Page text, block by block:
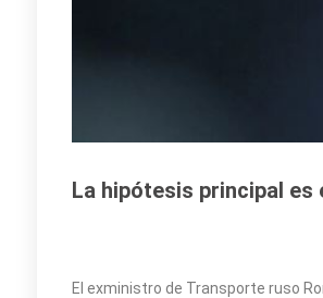
La hipótesis principal es
El exministro de Transporte ruso